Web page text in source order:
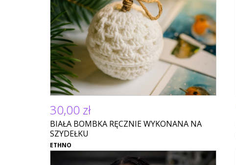
30,00 zł
BIAŁA BOMBKA RĘCZNIE WYKONANA NA
SZYDEŁKU
ETHNO